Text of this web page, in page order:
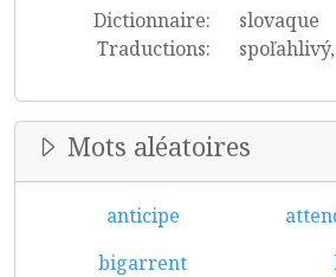
Dictionnaire:
slovaque
Traductions:
Mots aléatoires
anticipe
bigarrent